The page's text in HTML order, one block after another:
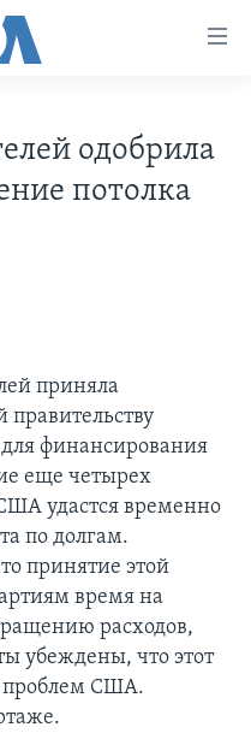
одобрила
потолка
приняла
финансирования
еще четырех
удастся временно
по долгам.
принятие этой
время на
расходов,
убеждены, что этот
проблем США.